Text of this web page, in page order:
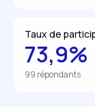
Taux de
73,9%
99 répondants